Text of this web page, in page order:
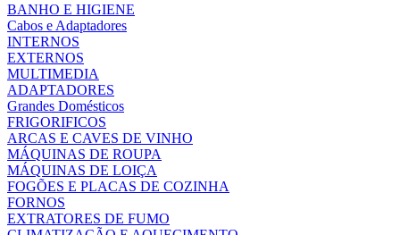
BANHO E HIGIENE
Cabos e Adaptadores
INTERNOS
EXTERNOS
MULTIMEDIA
ADAPTADORES
Grandes Domésticos
FRIGORIFICOS
ARCAS E CAVES DE VINHO
MÁQUINAS DE ROUPA
MÁQUINAS DE LOIÇA
FOGÕES E PLACAS DE COZINHA
FORNOS
EXTRATORES DE FUMO